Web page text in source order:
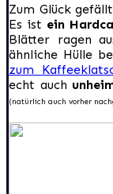
Zum Glück
Es ist ein
Blätter ragen
ähnliche Hülle
zum
echt auch
(natürlich auch vorher